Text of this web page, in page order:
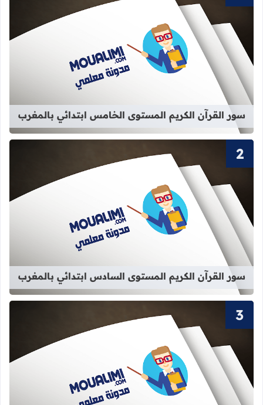
قراءة المزيد عن سور القرآن
سور القرآن الكريم المستوى الخامس ابتدائي بالمغرب
قراءة المزيد عن سور القرآن
سور القرآن الكريم المستوى السادس ابتدائي بالمغرب
قراءة المزيد عن سور القرآن الكريم